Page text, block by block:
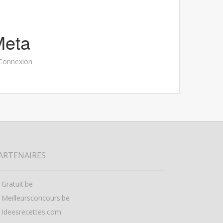
Gratuit.be
Meilleursconcours.be
Ideesrecettes.com